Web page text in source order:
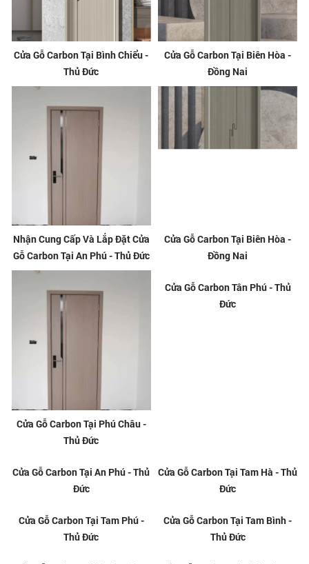
Cửa Gỗ Carbon Tại Bình Chiểu -
Thủ Đức
Cửa Gỗ Carbon Tại Biên Hòa -
Đồng Nai
Nhận Cung Cấp Và Lắp Đặt Cửa
Gỗ Carbon Tại An Phú - Thủ Đức
Cửa Gỗ Carbon Tại Biên Hòa -
Đồng Nai
Cửa Gỗ Carbon Tại Phú Châu -
Thủ Đức